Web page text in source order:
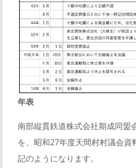
年表
南部縦貫鉄道株式会社期成同盟
を、昭和27年度天間村村議会資
記のようになります。